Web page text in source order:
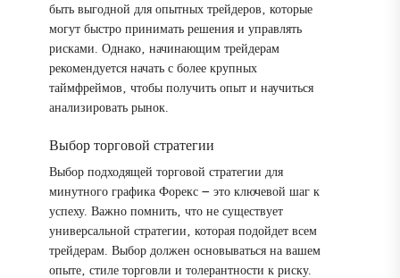
быть выгодной для опытных трейдеров‚ которые
могут быстро принимать решения и управлять
рисками. Однако‚ начинающим трейдерам
рекомендуется начать с более крупных
таймфреймов‚ чтобы получить опыт и научиться
анализировать рынок.
Выбор торговой стратегии
Выбор подходящей торговой стратегии для
минутного графика Форекс ౼ это ключевой шаг к
успеху. Важно помнить‚ что не существует
универсальной стратегии‚ которая подойдет всем
трейдерам. Выбор должен основываться на вашем
опыте‚ стиле торговли и толерантности к риску.